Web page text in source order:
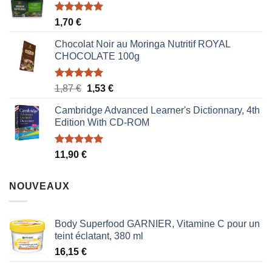
était :
Note5.00
1,70 €
Chocolat Noir au Moringa Nutritif ROYAL
CHOCOLATE 100g
Note5.00
1,87€ Le
initial
était :
1,87 €.
1,53 €Le
actuel
est :
Cambridge Advanced Learner's Dictionnary, 4th
Edition With CD-ROM
Note5.00
11,90 €
NOUVEAUX
Body Superfood GARNIER, Vitamine C pour un
teint éclatant, 380 ml
16,15 €